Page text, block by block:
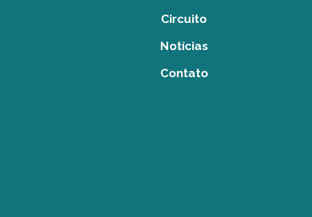
Circuito
Notícias
Contato